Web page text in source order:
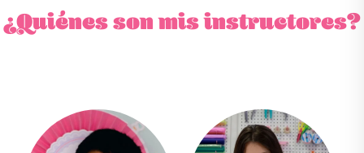
¿Quiénes son mis instructores?